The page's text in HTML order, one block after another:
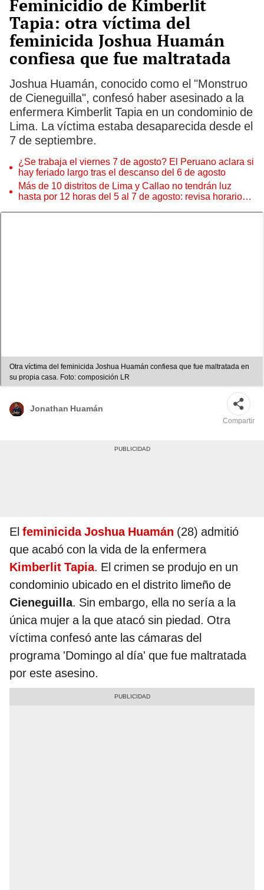
Feminicidio de Kimberlit
Tapia: otra víctima del
feminicida Joshua Huamán
confiesa que fue maltratada
Joshua Huamán, conocido como el "Monstruo
de Cieneguilla", confesó haber asesinado a la
enfermera Kimberlit Tapia en un condominio de
Lima. La víctima estaba desaparecida desde el
7 de septiembre.
¿Se trabaja el viernes 7 de agosto? El Peruano aclara si
hay feriado largo tras el descanso del 6 de agosto
Más de 10 distritos de Lima y Callao no tendrán luz
hasta por 12 horas del 5 al 7 de agosto: revisa horarios y
Otra víctima del feminicida Joshua Huamán confiesa que fue maltratada en
su propia casa. Foto: composición LR
Jonathan Huamán
Compartir
El feminicida Joshua Huamán (28) admitió
que acabó con la vida de la enfermera
Kimberlit Tapia. El crimen se produjo en un
condominio ubicado en el distrito limeño de
Cieneguilla. Sin embargo, ella no sería a la
única mujer a la que atacó sin piedad. Otra
víctima confesó ante las cámaras del
programa 'Domingo al día' que fue maltratada
por este asesino.